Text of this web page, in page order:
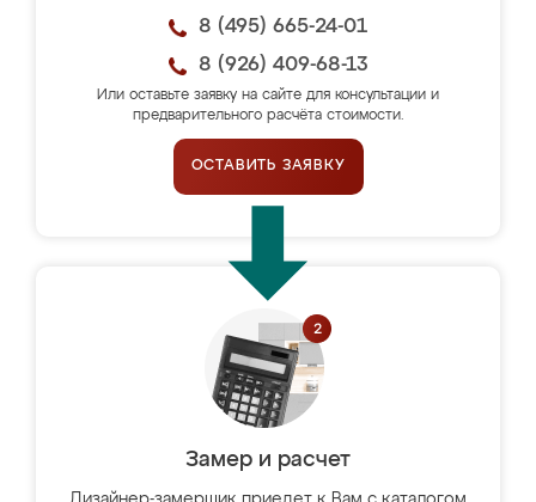
8 (495) 665-24-01
8 (926) 409-68-13
Или оставьте заявку на сайте для консультации и
предварительного расчёта стоимости.
ОСТАВИТЬ ЗАЯВКУ
Замер и расчет